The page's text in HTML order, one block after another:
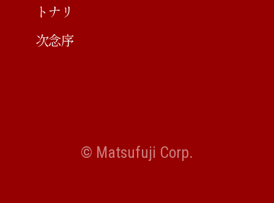
トナリ
次念序
© Matsufuji Corp.